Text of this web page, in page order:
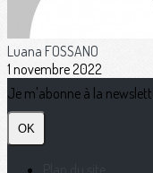
Luana FOSSANO
1 novembre 2022
Je m'abonne à la
OK